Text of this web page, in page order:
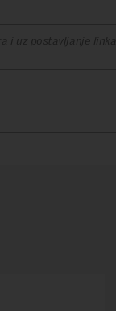
i uz postavljanje linka